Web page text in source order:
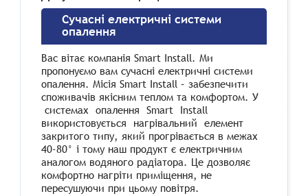
Сучасні електричні системи
опалення
Вас вітає компанія Smart Install. Ми
пропонуємо вам сучасні електричні системи
опалення. Місія Smart Install – забезпечити
споживачів якісним теплом та комфортом. У
системах опалення Smart Install
використовується нагрівальний елемент
закритого типу, який прогрівається в межах
40-80° і тому наш продукт є електричним
аналогом водяного радіатора. Це дозволяє
комфортно нагріти приміщення, не
пересушуючи при цьому повітря.